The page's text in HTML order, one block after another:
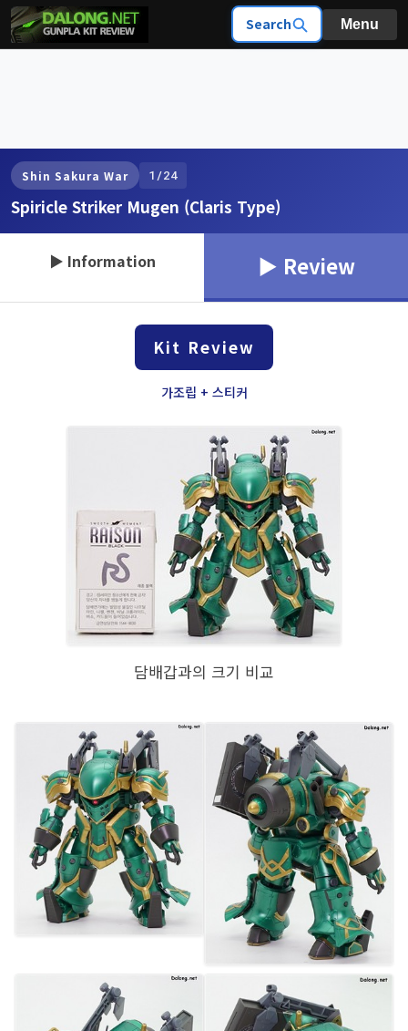
Search Menu
Shin Sakura War 1/24
Spiricle Striker Mugen (Claris Type)
▶ Information ▶ Review
Kit Review
가조립 + 스티커
담배갑과의 크기 비교